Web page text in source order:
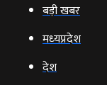
बड़ी खबर
मध्‍यप्रदेश
देश